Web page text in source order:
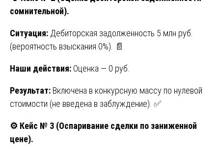
сомнительной).
Ситуация: Дебиторская задолженность 5 млн руб.
(вероятность взыскания 0%). 📄
Наши действия: Оценка — 0 руб.
Результат: Включена в конкурсную массу по нулевой
стоимости (не введена в заблуждение). ✅
⚙️ Кейс № 3 (Оспаривание сделки по заниженной
цене).